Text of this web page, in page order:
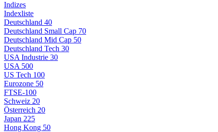
Indizes
Indexliste
Deutschland 40
Deutschland Small Cap 70
Deutschland Mid Cap 50
Deutschland Tech 30
USA Industrie 30
USA 500
US Tech 100
Eurozone 50
FTSE-100
Schweiz 20
Österreich 20
Japan 225
Hong Kong 50